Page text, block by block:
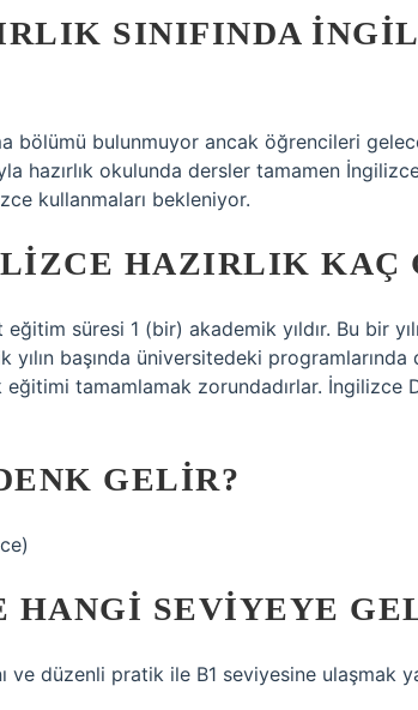
SINIFINDA
bölümü bulunmuyor ancak öğrencileri
hazırlık okulunda dersler tamamen
kullanmaları bekleniyor.
HAZIRLIK KAÇ
süresi 1 (bir) akademik yıldır. Bu bir
başında üniversitedeki programlarında
eğitimi tamamlamak zorundadırlar. İngilizce
GELIR?
HANGI SEVIYEYE
ve düzenli pratik ile B1 seviyesine ulaşmak